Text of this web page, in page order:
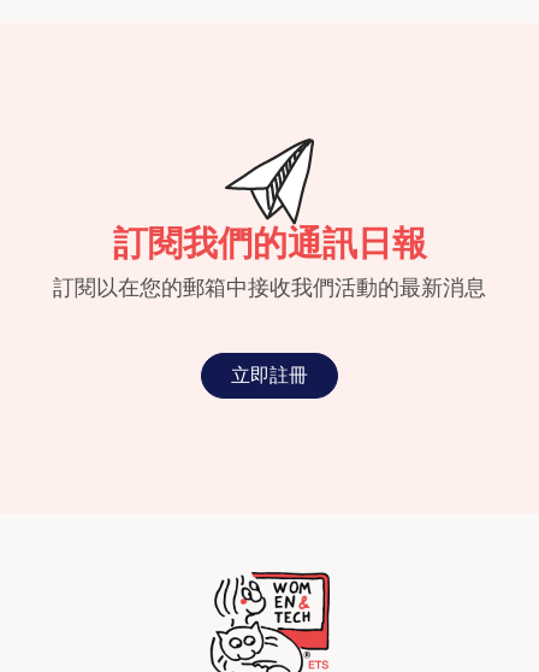
訂閱我們的通訊日報
訂閱以在您的郵箱中接收我們活動的最新消息
立即註冊